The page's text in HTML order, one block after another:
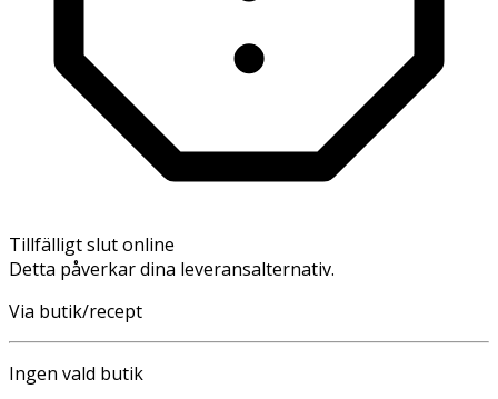
Tillfälligt slut online
Detta påverkar dina leveransalternativ.
Via butik/recept
Ingen vald butik